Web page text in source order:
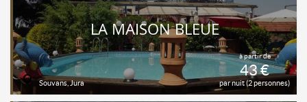
à partir de
43 €
par nuit (2 personnes)
LA MAISON BLEUE
Souvans, Jura